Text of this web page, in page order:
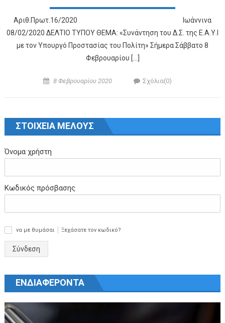
Αριθ.Πρωτ.16/2020 Ιωάννινα
08/02/2020 ΔΕΛΤΙΟ ΤΥΠΟΥ ΘΕΜΑ: «Συνάντηση του Δ.Σ. της Ε.Α.Υ.Ι
με τον Υπουργό Προστασίας του Πολίτη» Σήμερα Σάββατο 8
Φεβρουαρίου […]
Posted on
8 Φεβρουαρίου 2020 Author Σχόλια(0)
ΣΤΟΙΧΕΙΑ ΜΕΛΟΥΣ
Όνομα χρήστη
Κωδικός πρόσβασης
να με θυμάσαι Ξεχάσατε τον κωδικό?
Σύνδεση
ΕΝΔΙΑΦΕΡΟΝΤΑ